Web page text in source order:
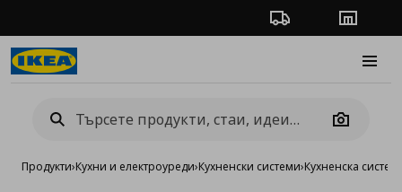
Проследяване на
Camera
Продукти›Кухни и електроуреди›Кухненски системи›Кухненска